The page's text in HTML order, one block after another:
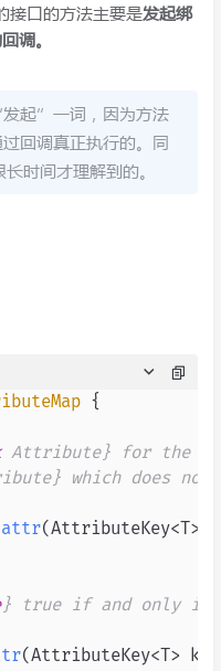
口的方法主要是发起绑
调。
起”一词，因为方法
回调真正执行的。同
时间才理解到的。
{
Attribute} for the
which does not
attr(AttributeKey<T>
} true if and only if
(AttributeKey<T>